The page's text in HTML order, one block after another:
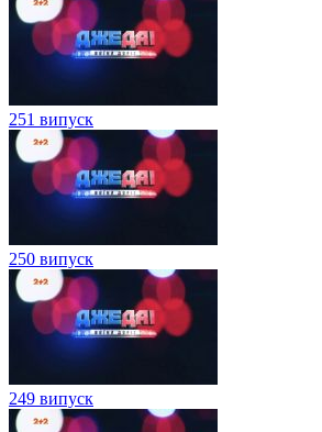
251 випуск
250 випуск
249 випуск